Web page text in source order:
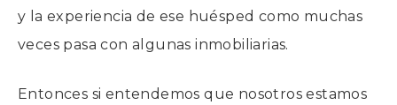
y la experiencia de ese huésped como muchas
veces pasa con algunas inmobiliarias.
Entonces si entendemos que nosotros estamos